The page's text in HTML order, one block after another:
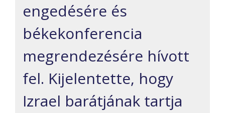
engedésére és
békekonferencia
megrendezésére hívott
fel. Kijelentette, hogy
Izrael barátjának tartja